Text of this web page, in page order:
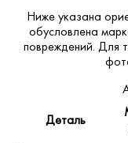
Ниже указана
обусловлена
повреждений. Для
Деталь